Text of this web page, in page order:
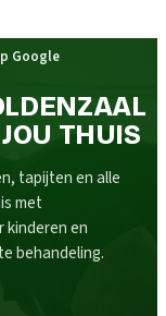
Google
THUIS
tapijten en alle
met
kinderen en
behandeling.